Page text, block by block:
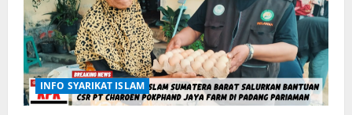
INFO SYARIKAT ISLAM